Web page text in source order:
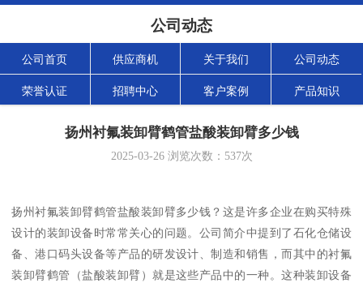
公司动态
公司首页 供应商机 关于我们 公司动态
荣誉认证 招聘中心 客户案例 产品知识
扬州衬氟装卸臂鹤管盐酸装卸臂多少钱
2025-03-26浏览次数： 537次
扬州衬氟装卸臂鹤管盐酸装卸臂多少钱？这是许多企业在购买特殊
设计的装卸设备时常常关心的问题。公司简介中提到了石化仓储设
备、港口码头设备等产品的研发设计、制造和销售，而其中的衬氟
装卸臂鹤管（盐酸装卸臂）就是这些产品中的一种。这种装卸设备